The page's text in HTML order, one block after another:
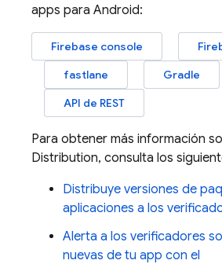
apps para Android:
Firebase console
fastlane
Gradle
API de REST
Para obtener más información
Distribution, consulta los
Distribuye versiones de
aplicaciones a los
Alerta a los verificadores
nuevas de tu app con el